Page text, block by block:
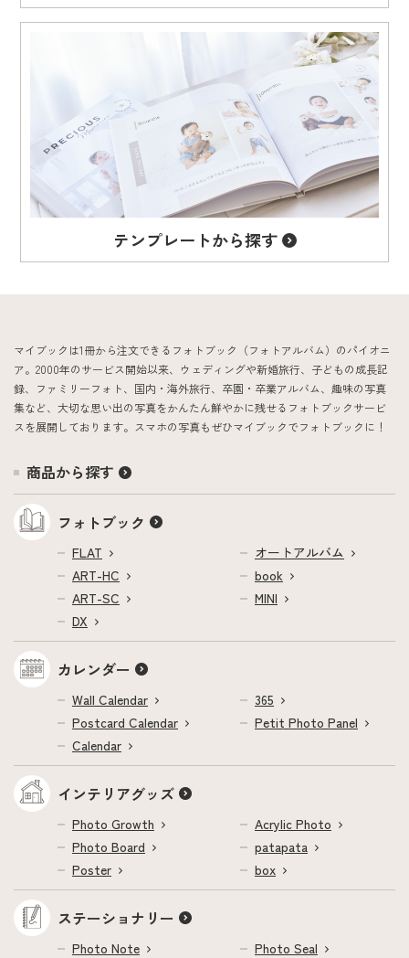
テンプレートから探す
マイブックは1冊から注文できるフォトブック（フォトアルバム）のパイオニ
ア。2000年のサービス開始以来、ウェディングや新婚旅行、子どもの成長記
録、ファミリーフォト、国内・海外旅行、卒園・卒業アルバム、趣味の写真
集など、大切な思い出の写真をかんたん鮮やかに残せるフォトブックサービ
スを展開しております。スマホの写真もぜひマイブックでフォトブックに！
商品から探す
フォトブック
FLAT
ART-HC
ART-SC
DX
オートアルバム
book
MINI
カレンダー
Wall Calendar
Postcard Calendar
Calendar
365
Petit Photo Panel
インテリアグッズ
Photo Growth
Photo Board
Poster
Acrylic Photo
patapata
box
ステーショナリー
Photo Note Photo Seal